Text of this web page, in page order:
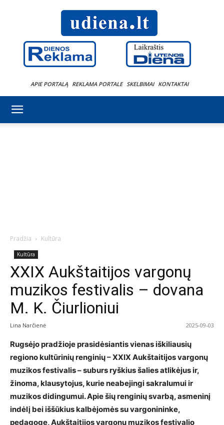
APIE PORTALĄ REKLAMA PORTALE SKELBIMAI KONTAKTAI
Pradžia Kultūra
Kultūra
XXIX Aukštaitijos vargonų
muzikos festivalis – dovana
M. K. Čiurlioniui
Lina Narčienė 2025-09-03
Rugsėjo pradžioje prasidėsiantis vienas iškiliausių
regiono kultūrinių renginių – XXIX Aukštaitijos vargonų
muzikos festivalis – suburs ryškius šalies atlikėjus ir,
žinoma, klausytojus, kurie neabejingi sakralumui ir
muzikos didingumui. Apie šių renginių svarbą, asmeninį
indėlį bei iššūkius kalbėjomės su vargonininke,
pedagoge, Aukštaitijos vargonų muzikos festivalio